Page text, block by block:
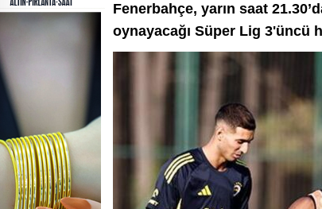
Fenerbahçe, yarın saat
oynayacağı Süper Lig 3'üncü